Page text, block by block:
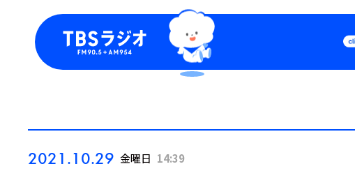
Podcast
2021.10.29 金曜日 14:39